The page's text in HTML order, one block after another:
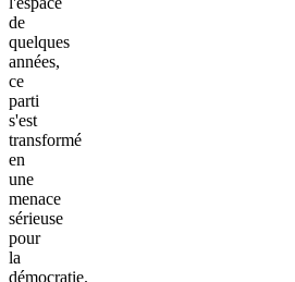
de
quelques
années,
ce
parti
s'est
transformé
en
une
menace
sérieuse
pour
la
démocratie.